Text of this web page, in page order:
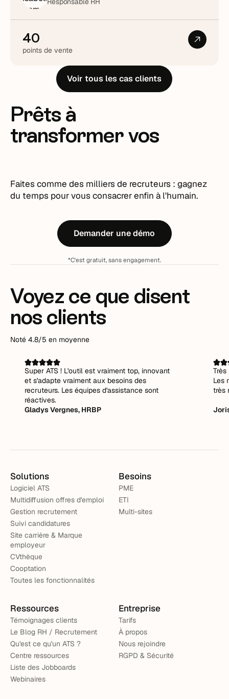
40
points de vente
Voir tous les cas clients
Prêts à
transformer vos
Faites comme des milliers de recruteurs : gagnez
du temps pour vous consacrer enfin à l'humain.
Demander une démo
*C'est gratuit, sans engagement.
Voyez ce que disent
nos clients
Noté 4.8/5 en moyenne
Super ATS ! L'outil est vraiment top, innovant
et s'adapte vraiment aux besoins des
recruteurs. Les équipes d'assistance sont
réactives.
Gladys Vergnes, HRBP
Les
très
Solutions
Logiciel ATS
Multidiffusion offres d'emploi
Gestion recrutement
Suivi candidatures
Site carrière & Marque
employeur
CVthèque
Cooptation
Toutes les fonctionnalités
Besoins
PME
ETI
Multi-sites
Ressources
Témoignages clients
Le Blog RH / Recrutement
Qu'est ce qu'un ATS ?
Centre ressources
Liste des Jobboards
Webinaires
Entreprise
Tarifs
À propos
Nous rejoindre
RGPD & Sécurité